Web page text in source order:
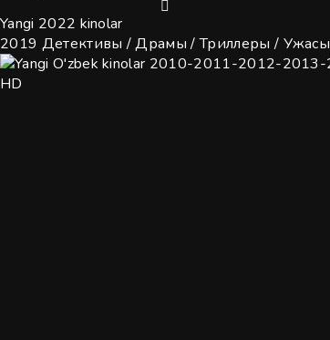
Yangi 2022 kinolar
2019 Детективы / Драмы / Триллеры / Ужасы